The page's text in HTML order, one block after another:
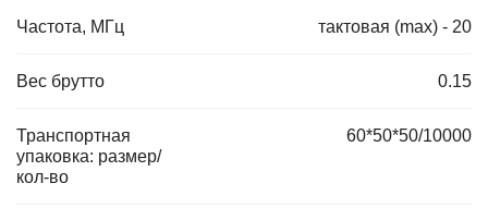
Частота, МГц тактовая (max) - 20
Вес брутто 0.15
Транспортная
упаковка: размер/
кол-во
60*50*50/10000